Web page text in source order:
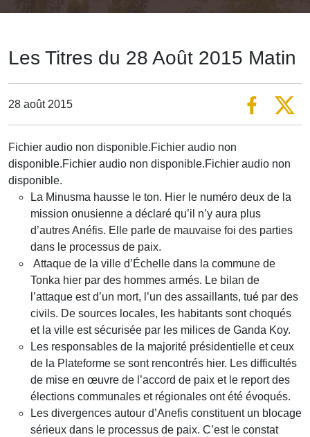
Les Titres du 28 Août 2015 Matin
28 août 2015
Fichier audio non disponible.Fichier audio non
disponible.Fichier audio non disponible.Fichier audio non
disponible.
La Minusma hausse le ton. Hier le numéro deux de la
mission onusienne a déclaré qu’il n’y aura plus
d’autres Anéfis. Elle parle de mauvaise foi des parties
dans le processus de paix.
Attaque de la ville d’Échelle dans la commune de
Tonka hier par des hommes armés. Le bilan de
l’attaque est d’un mort, l’un des assaillants, tué par des
civils. De sources locales, les habitants sont choqués
et la ville est sécurisée par les milices de Ganda Koy.
Les responsables de la majorité présidentielle et ceux
de la Plateforme se sont rencontrés hier. Les difficultés
de mise en œuvre de l’accord de paix et le report des
élections communales et régionales ont été évoqués.
Les divergences autour d’Anefis constituent un blocage
sérieux dans le processus de paix. C’est le constat